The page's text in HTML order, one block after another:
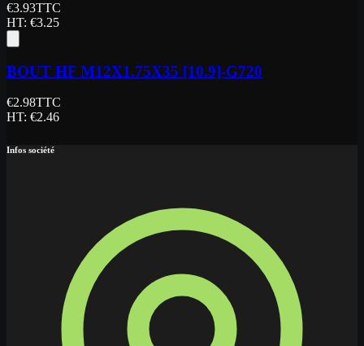
€3.93TTC
HT: €3.25
BOUT HF M12X1.75X35 [10.9]-G720
€2.98TTC
HT: €2.46
Infos société